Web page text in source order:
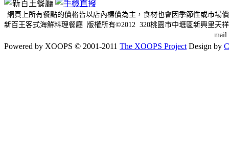
網頁上所有餐點的價格皆以店內標價為主，食材也會因季節性或市場
新百王客式海鮮料理餐廳 版權所有©2012 320桃園市中壢區新興里
mail
Powered by XOOPS © 2001-2011 The XOOPS Project Design by